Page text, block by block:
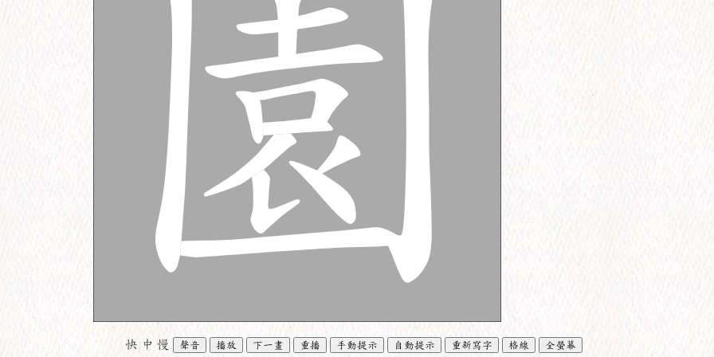
快 中 慢 聲音 播放 下一畫 重播 手動提示 自動提示 重新寫字 格線 全螢幕